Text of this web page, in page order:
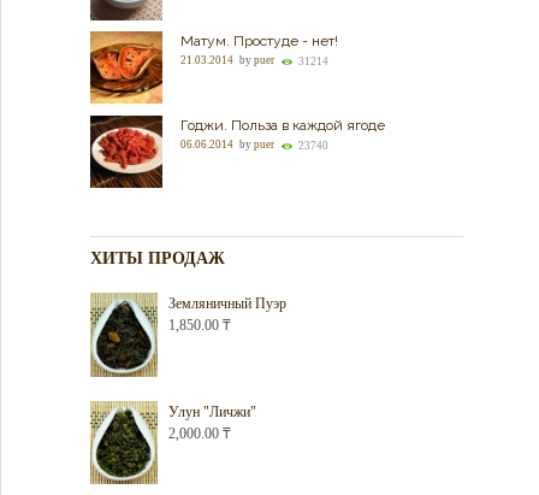
Матум. Простуде - нет!
21.03.2014 by puer 31214
Годжи. Польза в каждой ягоде
06.06.2014 by puer 23740
ХИТЫ ПРОДАЖ
Земляничный Пуэр
1,850.00 ₸
Улун "Личжи"
2,000.00 ₸